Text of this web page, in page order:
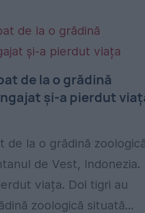
de la o grădină
și-a pierdut
de la o grădină
de Vest, Indonezia.
viața. Doi tigri au
zoologică situată...